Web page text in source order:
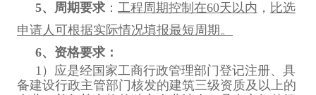
5、周期要求： 工程周期控制在60天以内 ， 比选
申请人可根据实际情况填报最短周期。
6、资格要求：
1 ）应是经国家工商行政管理部门登记注册、具
备建设行政主管部门核发的建筑三级资质及以上的